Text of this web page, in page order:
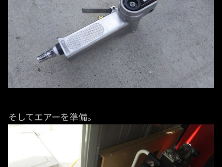
そしてエアーを準備。